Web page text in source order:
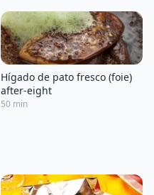
Hígado de pato fresco (foie)
after-eight
50 min